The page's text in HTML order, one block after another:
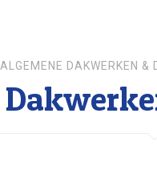
ALGEMENE DAKWERKEN &